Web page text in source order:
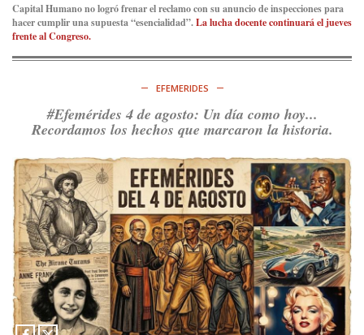
Capital Humano no logró frenar el reclamo con su anuncio de inspecciones para
hacer cumplir una supuesta “esencialidad”.La lucha docente continuará el jueves
frente al Congreso.
EFEMERIDES
#Efemérides 4 de agosto: Un día como hoy...
Recordamos los hechos que marcaron la historia.